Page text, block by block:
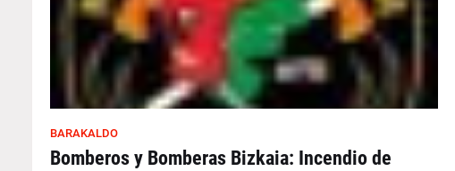
BARAKALDO
Bomberos y Bomberas Bizkaia: Incendio de